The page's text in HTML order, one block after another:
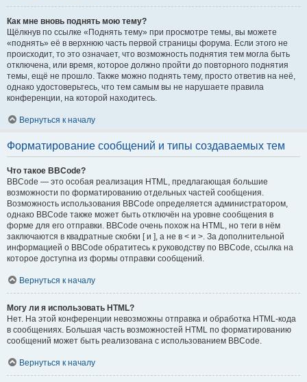
Как мне вновь поднять мою тему?
Щёлкнув по ссылке «Поднять тему» при просмотре темы, вы можете
«поднять» её в верхнюю часть первой страницы форума. Если этого не
происходит, то это означает, что возможность поднятия тем могла быть
отключена, или время, которое должно пройти до повторного поднятия
темы, ещё не прошло. Также можно поднять тему, просто ответив на неё,
однако удостоверьтесь, что тем самым вы не нарушаете правила
конференции, на которой находитесь.
Вернуться к началу
Форматирование сообщений и типы создаваемых тем
Что такое BBCode?
BBCode — это особая реализация HTML, предлагающая большие
возможности по форматированию отдельных частей сообщения.
Возможность использования BBCode определяется администратором,
однако BBCode также может быть отключён на уровне сообщения в
форме для его отправки. BBCode очень похож на HTML, но теги в нём
заключаются в квадратные скобки [ и ], а не в < и >. За дополнительной
информацией о BBCode обратитесь к руководству по BBCode, ссылка на
которое доступна из формы отправки сообщений.
Вернуться к началу
Могу ли я использовать HTML?
Нет. На этой конференции невозможны отправка и обработка HTML-кода
в сообщениях. Большая часть возможностей HTML по форматированию
сообщений может быть реализована с использованием BBCode.
Вернуться к началу